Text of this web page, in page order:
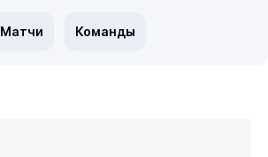
Матчи Команды